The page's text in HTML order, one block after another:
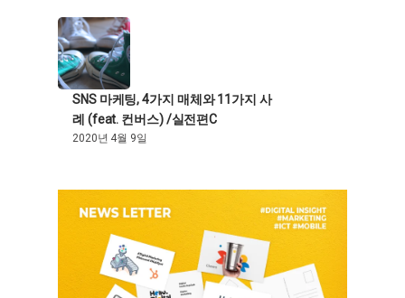
SNS 마케팅, 4가지 매체와 11가지 사
례 (feat. 컨버스) /실전편C
2020년 4월 9일